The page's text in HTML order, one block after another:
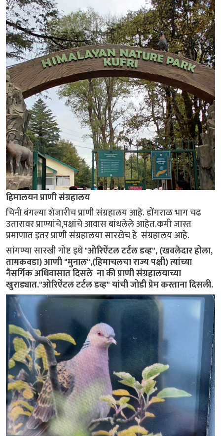
हिमालयन प्राणी संग्रहालय
चिनी बंगल्या शेजारीच प्राणी संग्रहालय आहे. डोंगराळ भाग चढ
उतारावर प्राण्यांचे,पक्षांचे आवास बांधलेले आहेत.कमी जास्त
प्रमाणात इतर प्राणी संग्रहालया सारखेच हे संग्रहालय आहे.
सांगण्या सारखी गोष्ट इथे "ओरिऐंटल टर्टल डव्ह", (खवलेदार होला,
तामकवडा) आणी "मुनाल",(हिमाचलचा राज्य पक्षी) त्यांच्या
नैसर्गिक अधिवासात दिसले ना की प्राणी संग्रहालयाच्या
खुराड्यात."ओरिऐंटल टर्टल डव्ह" यांची जोडी प्रेम करताना दिसली.